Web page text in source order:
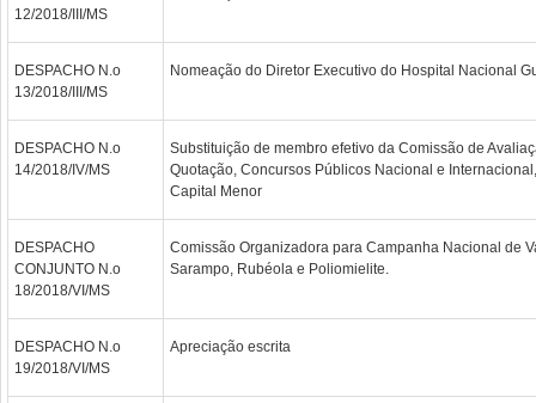
12/2018/III/MS
DESPACHO N.o
13/2018/III/MS
Nomeação do Diretor Executivo do Hospital Nacional
DESPACHO N.o
14/2018/IV/MS
Substituição de membro efetivo da Comissão de
Quotação, Concursos Públicos Nacional e
Capital Menor
DESPACHO
CONJUNTO N.o
18/2018/VI/MS
Comissão Organizadora para Campanha Nacional de
Sarampo, Rubéola e Poliomielite.
DESPACHO N.o
19/2018/VI/MS
Apreciação escrita